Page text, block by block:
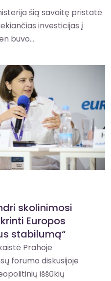
šią savaitę pristatė
investicijas į
buvo...
skolinimosi
Europos
stabilumą“
Prahoje
forumo diskusijoje
iššūkių